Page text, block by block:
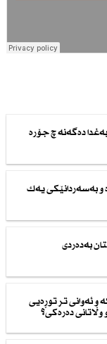
ده‌گه‌نه‌ چ جۆره‌
و به‌سه‌ردانێكى یه‌ك
به‌ده‌ردى
و ئه‌وانى تر توڕه‌یى
ده‌ره‌كى؟